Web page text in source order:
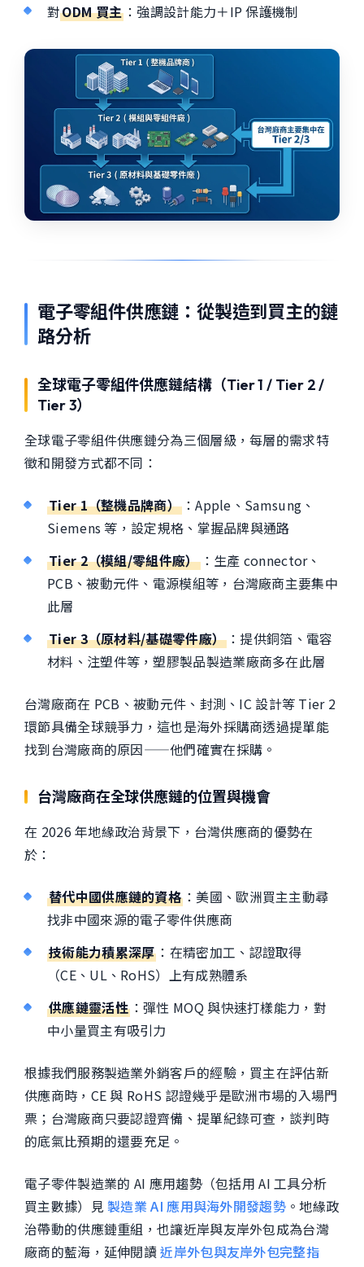
對ODM 買主 ：強調設計能力＋IP 保護機制
電子零組件供應鏈：從製造到買主的鏈
路分析
全球電子零組件供應鏈結構（Tier 1 / Tier 2 /
Tier 3）
全球電子零組件供應鏈分為三個層級，每層的需求特
徵和開發方式都不同：
Tier 1（整機品牌商）：Apple、Samsung、
Siemens 等，設定規格、掌握品牌與通路
Tier 2（模組/零組件廠）：生產 connector、
PCB、被動元件、電源模組等，台灣廠商主要集中
此層
Tier 3（原材料/基礎零件廠） ：提供銅箔、電容
材料、注塑件等，塑膠製品製造業廠商多在此層
台灣廠商在 PCB、被動元件、封測、IC 設計等 Tier 2
環節具備全球競爭力，這也是海外採購商透過提單能
找到台灣廠商的原因——他們確實在採購。
台灣廠商在全球供應鏈的位置與機會
在 2026 年地緣政治背景下，台灣供應商的優勢在
於：
替代中國供應鏈的資格 ：美國、歐洲買主主動尋
找非中國來源的電子零件供應商
技術能力積累深厚 ：在精密加工、認證取得
（CE、UL、RoHS）上有成熟體系
供應鏈靈活性：彈性 MOQ 與快速打樣能力，對
中小量買主有吸引力
根據我們服務製造業外銷客戶的經驗，買主在評估新
供應商時，CE 與 RoHS 認證幾乎是歐洲市場的入場門
票；台灣廠商只要認證齊備、提單紀錄可查，談判時
的底氣比預期的還要充足。
電子零件製造業的 AI 應用趨勢（包括用 AI 工具分析
買主數據）見製造業 AI 應用與海外開發趨勢。地緣政
治帶動的供應鏈重組，也讓近岸與友岸外包成為台灣
廠商的藍海，延伸閱讀近岸外包與友岸外包完整指